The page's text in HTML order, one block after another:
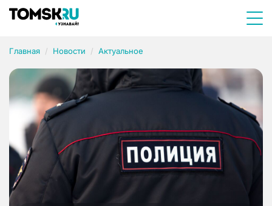
Главная Новости Актуальное